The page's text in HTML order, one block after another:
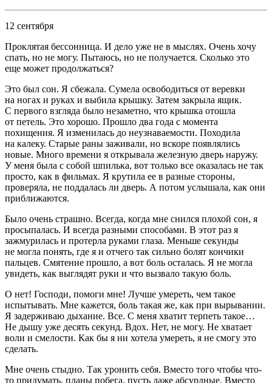
12 сентября
Проклятая бессонница. И дело уже не в мыслях. Очень хочу
спать, но не могу. Пытаюсь, но не получается. Сколько это
еще может продолжаться?
Это был сон. Я сбежала. Сумела освободиться от веревки
на ногах и руках и выбила крышку. Затем закрыла ящик.
С первого взгляда было незаметно, что крышка отошла
от петель. Это хорошо. Прошло два года с момента
похищения. Я изменилась до неузнаваемости. Походила
на калеку. Старые раны заживали, но вскоре появлялись
новые. Много времени я открывала железную дверь наружу.
У меня была с собой шпилька, вот только все оказалась не так
просто, как в фильмах. Я крутила ее в разные стороны,
проверяла, не поддалась ли дверь. А потом услышала, как они
приближаются.
Было очень страшно. Всегда, когда мне снился плохой сон, я
просыпалась. И всегда разными способами. В этот раз я
зажмурилась и протерла руками глаза. Меньше секунды
не могла понять, где я и отчего так сильно болят кончики
пальцев. Смятение прошло, а вот боль осталась. Я не могла
увидеть, как выглядят руки и что вызвало такую боль.
О нет! Господи, помоги мне! Лучше умереть, чем такое
испытывать. Мне кажется, боль такая же, как при вырывании.
Я задерживаю дыхание. Все. С меня хватит терпеть такое…
Не дышу уже десять секунд. Вдох. Нет, не могу. Не хватает
воли и смелости. Как бы я ни хотела умереть, я не смогу это
сделать.
Мне очень стыдно. Так уронить себя. Вместо того чтобы что-
то придумать, планы побега, пусть даже абсурдные. Вместо